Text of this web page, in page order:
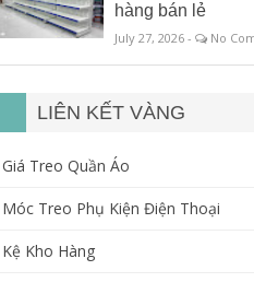
hàng bán lẻ
July 27, 2026 - No
LIÊN KẾT VÀNG
Giá Treo Quần Áo
Móc Treo Phụ Kiện Điện Thoại
Kệ Kho Hàng